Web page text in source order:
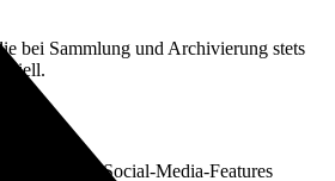
bei Sammlung und Archivierung stets
von Social-Media-Features